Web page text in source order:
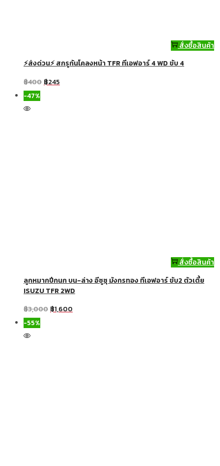
สั่งซื้อสินค้า
⚡ส่งด่วน⚡ สกรูกันโคลงหน้า TFR ทีเอฟอาร์ 4 WD ขับ 4
฿400 ฿245
-47%
สั่งซื้อสินค้า
ลูกหมากปีกนก บน-ล่าง อีซูซุ มังกรทอง ทีเอฟอาร์ ขับ2 ตัวเตี้ย
ISUZU TFR 2WD
฿3,000฿1,600
-55%